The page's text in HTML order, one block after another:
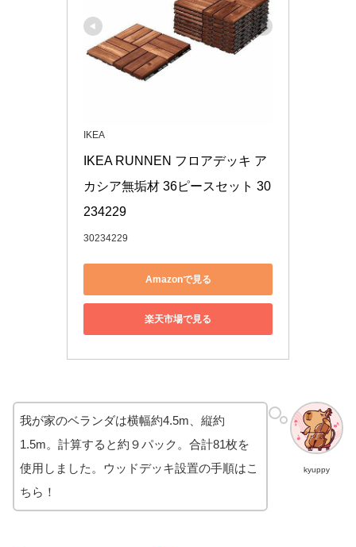
IKEA
IKEA RUNNEN フロアデッキ ア
カシア無垢材 36ピースセット 30
234229
30234229
Amazonで見る
楽天市場で見る
kyuppy
我が家のベランダは横幅約4.5m、縦約
1.5m。計算すると約９パック。合計81枚を
使用しました。ウッドデッキ設置の手順はこ
ちら！